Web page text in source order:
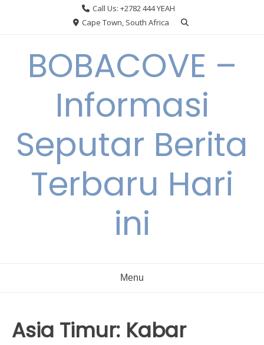
Call Us: +2782 444 YEAH
Cape Town, South Africa
BOBACOVE –
Informasi
Seputar Berita
Terbaru Hari
ini
Menu
Asia Timur: Kabar